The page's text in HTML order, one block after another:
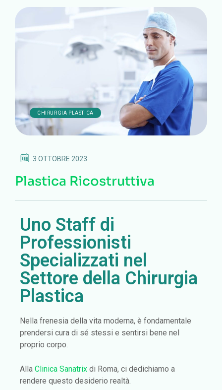
CHIRURGIA PLASTICA
3 OTTOBRE 2023
Plastica Ricostruttiva
Uno Staff di
Professionisti
Specializzati nel
Settore della Chirurgia
Plastica
Nella frenesia della vita moderna, è fondamentale
prendersi cura di sé stessi e sentirsi bene nel
proprio corpo.
Alla Clinica Sanatrix di Roma, ci dedichiamo a
rendere questo desiderio realtà.